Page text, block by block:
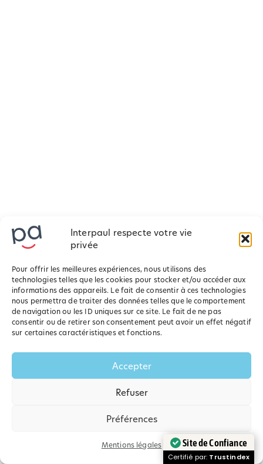
Interpaul respecte votre vie
privée
Pour offrir les meilleures expériences, nous utilisons des
technologies telles que les cookies pour stocker et/ou accéder aux
informations des appareils. Le fait de consentir à ces technologies
nous permettra de traiter des données telles que le comportement
de navigation ou les ID uniques sur ce site. Le fait de ne pas
consentir ou de retirer son consentement peut avoir un effet négatif
sur certaines caractéristiques et fonctions.
Accepter
Refuser
Préférences
Mentions légales
agence de communication
locale près du Pradet ?Site de Confiance
Certifié par: Trustindex